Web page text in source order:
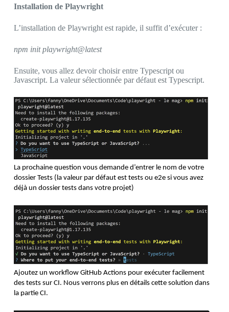
Installation de Playwright
L’installation de Playwright est rapide, il suffit d’exécuter :
npm init playwright@latest
Ensuite, vous allez devoir choisir entre Typescript ou
Javascript. La valeur sélectionnée par défaut est Typescript.
La prochaine question vous demande d’entrer le nom de votre
dossier Tests (la valeur par défaut est tests ou e2e si vous avez
déjà un dossier tests dans votre projet)
Ajoutez un workflow GitHub Actions pour exécuter facilement
des tests sur CI. Nous verrons plus en détails cette solution dans
la partie CI.